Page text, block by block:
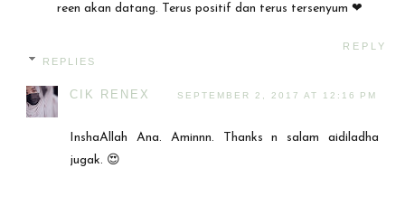
reen akan datang. Terus positif dan terus tersenyum ❤
REPLY
REPLIES
CIK RENEX SEPTEMBER 2, 2017 AT 12:16 PM
InshaAllah Ana. Aminnn. Thanks n salam aidiladha
jugak. 😍